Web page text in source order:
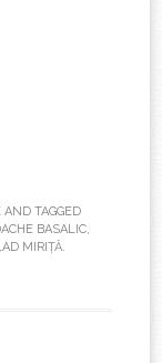
AND TAGGED
BASALIC,
MIRIȚĂ.